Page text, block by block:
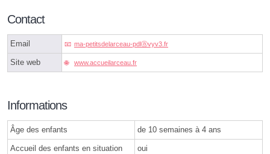
Contact
Email ma-petitsdelarceau-pdlⓐvyv3.fr
Site web www.accueilarceau.fr
Informations
Âge des enfants de 10 semaines à 4 ans
Accueil des enfants en situation
oui